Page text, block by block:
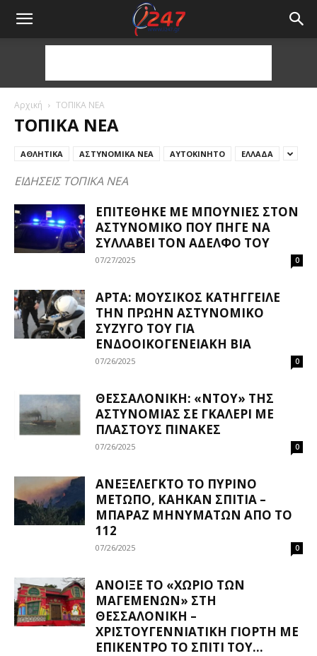
Αρχική ΤΟΠΙΚΑ ΝΕΑ
ΤΟΠΙΚΑ ΝΕΑ
ΑΘΛΗΤΙΚΑ ΑΣΤΥΝΟΜΙΚΑ ΝΕΑ ΑΥΤΟΚΙΝΗΤΟ ΕΛΛΑΔΑ
ΕΙΔΗΣΕΙΣ ΤΟΠΙΚΑ ΝΕΑ
ΕΠΙΤΈΘΗΚΕ ΜΕ ΜΠΟΥΝΙΈΣ ΣΤΟΝ
ΑΣΤΥΝΟΜΙΚΌ ΠΟΥ ΠΉΓΕ ΝΑ
ΣΥΛΛΆΒΕΙ ΤΟΝ ΑΔΕΛΦΌ ΤΟΥ
07/27/2025 0
ΆΡΤΑ: ΜΟΥΣΙΚΌΣ ΚΑΤΉΓΓΕΙΛΕ
ΤΗΝ ΠΡΏΗΝ ΑΣΤΥΝΟΜΙΚΌ
ΣΎΖΥΓΌ ΤΟΥ ΓΙΑ
ΕΝΔΟΟΙΚΟΓΕΝΕΙΑΚΉ ΒΊΑ
07/26/2025 0
ΘΕΣΣΑΛΟΝΊΚΗ: «ΝΤΟΥ» ΤΗΣ
ΑΣΤΥΝΟΜΊΑΣ ΣΕ ΓΚΑΛΕΡΊ ΜΕ
ΠΛΑΣΤΟΎΣ ΠΊΝΑΚΕΣ
07/26/2025 0
ΑΝΕΞΈΛΕΓΚΤΟ ΤΟ ΠΎΡΙΝΟ
ΜΈΤΩΠΟ, ΚΆΗΚΑΝ ΣΠΊΤΙΑ –
ΜΠΑΡΆΖ ΜΗΝΥΜΆΤΩΝ ΑΠΌ ΤΟ
112
07/26/2025 0
ΆΝΟΙΞΕ ΤΟ «ΧΩΡΙΌ ΤΩΝ
ΜΑΓΕΜΈΝΩΝ» ΣΤΗ
ΘΕΣΣΑΛΟΝΊΚΗ –
ΧΡΙΣΤΟΥΓΕΝΝΙΆΤΙΚΗ ΓΙΟΡΤΉ ΜΕ
ΕΠΊΚΕΝΤΡΟ ΤΟ ΣΠΊΤΙ ΤΟΥ...